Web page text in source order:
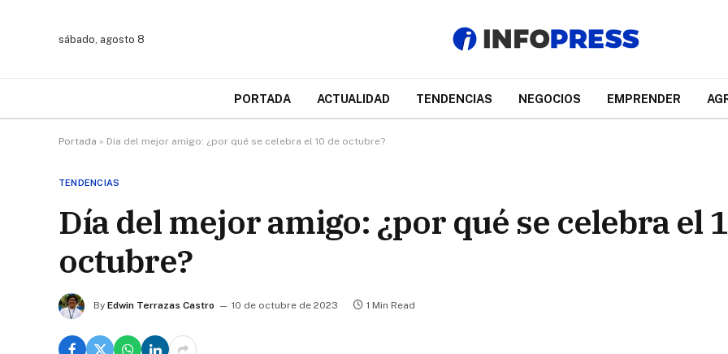
sábado, agosto 8
PORTADA ACTUALIDAD TENDENCIAS NEGOCIOS EMPRENDER
Portada » Día del mejor amigo: ¿por qué se celebra el 10 de octubre?
TENDENCIAS
Día del mejor amigo: ¿por qué se celebra el
octubre?
By Edwin Terrazas Castro 10 de octubre de 2023 1 Min Read